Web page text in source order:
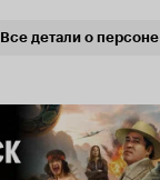
Все детали о персоне